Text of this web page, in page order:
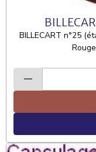
BILLECART n°25